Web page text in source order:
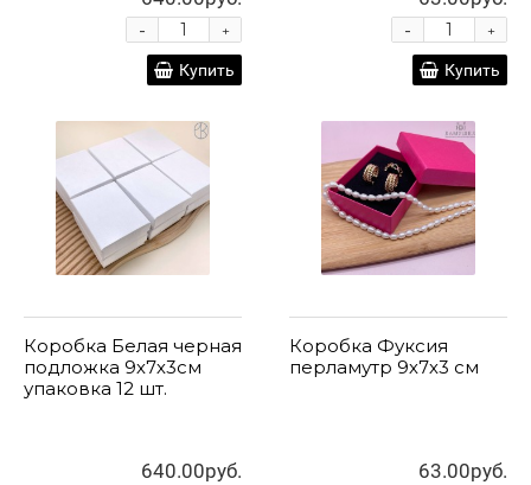
+
-
Купить
+
-
Купить
Коробка Белая черная
подложка 9х7х3см
упаковка 12 шт.
640.00руб.
Коробка Фуксия
перламутр 9х7х3 см
63.00руб.